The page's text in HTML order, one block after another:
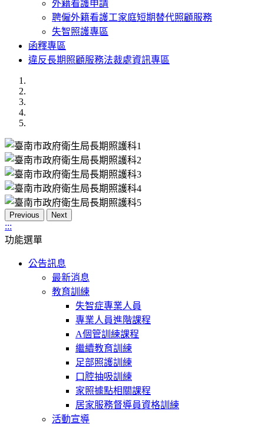
外籍看護申請
聘僱外籍看護工家庭短期替代照顧服務
失智照護專區
函釋專區
違反長期照顧服務法裁處資訊專區
Previous Next
:::
功能選單
公告訊息
最新消息
教育訓練
失智症專業人員
專業人員進階課程
A個管訓練課程
繼續教育訓練
足部照護訓練
口腔抽吸訓練
家照據點相關課程
居家服務督導員資格訓練
活動宣導